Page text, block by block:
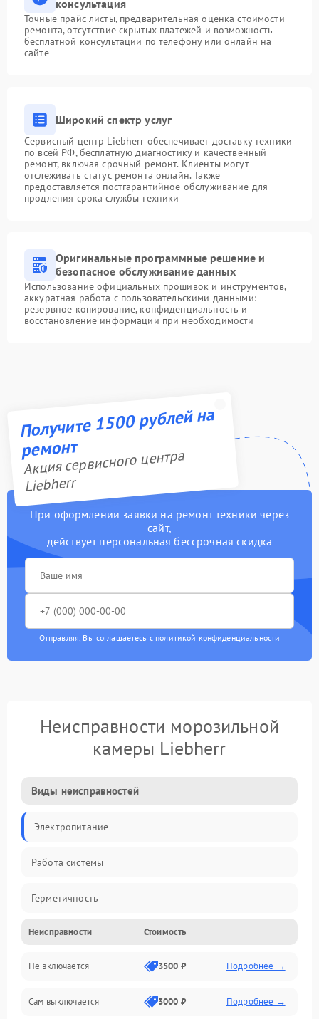
консультация
Точные прайс-листы, предварительная оценка стоимости
ремонта, отсутствие скрытых платежей и возможность
бесплатной консультации по телефону или онлайн на
сайте
Широкий спектр услуг
Сервисный центр Liebherr обеспечивает доставку техники
по всей РФ, бесплатную диагностику и качественный
ремонт, включая срочный ремонт. Клиенты могут
отслеживать статус ремонта онлайн. Также
предоставляется постгарантийное обслуживание для
продления срока службы техники
Оригинальные программные решение и
безопасное обслуживание данных
Использование официальных прошивок и инструментов,
аккуратная работа с пользовательскими данными:
резервное копирование, конфиденциальность и
восстановление информации при необходимости
Получите 1500 рублей на
ремонт
Акция сервисного центра
Liebherr
При оформлении заявки на ремонт техники через
сайт,
действует персональная бессрочная скидка
Отправляя, Вы соглашаетесь с политикой конфиденциальности
Неисправности морозильной
камеры Liebherr
Виды неисправностей
Электропитание
Работа системы
Герметичность
Механика
Неисправности Стоимость
Не включается 3500 ₽ Подробнее →
Сам выключается 3000 ₽ Подробнее →